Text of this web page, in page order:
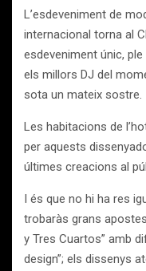
L’esdeveniment de
internacional torna al
esdeveniment únic,
els millors DJ del
sota un mateix sostre.
Les habitacions de
per aquests
últimes creacions al
I és que no hi ha res
trobaràs grans
y Tres Cuartos” amb
design”; els dissenys